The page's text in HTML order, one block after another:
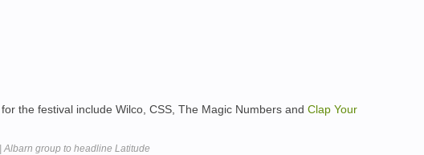
the festival include Wilco, CSS, The Magic Numbers and Clap Your
Albarn group to headline Latitude